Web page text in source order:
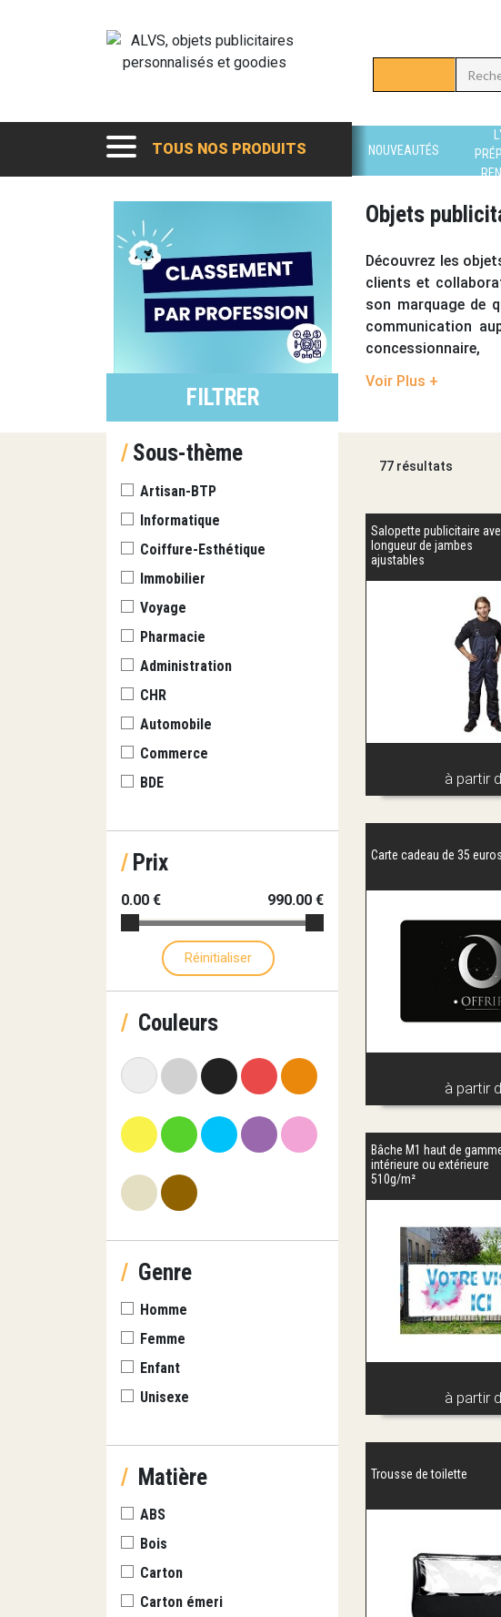
TOUS NOS PRODUITS NOUVEAUTÉS
Objets
Découvrez les
clients et
son marquage de
communication
concessionnaire,
valeurs sûres ALVS !
Voir Plus +
FILTRER
/ Sous-thème
Artisan-BTP
Informatique
Coiffure-Esthétique
Immobilier
Voyage
Pharmacie
Administration
CHR
Automobile
Commerce
BDE
/ Prix
0.00 € 990.00 €
Réinitialiser
/ Couleurs
/ Genre
Homme
Femme
Enfant
Unisexe
/ Matière
ABS
Bois
Carton
Carton émeri
77 résultats
Salopette publicitaire
longueur de jambes
ajustables
à partir
Carte cadeau de 35 euros
à partir
Bâche M1 haut de
intérieure ou extérieure
510g/m²
à partir
Trousse de toilette